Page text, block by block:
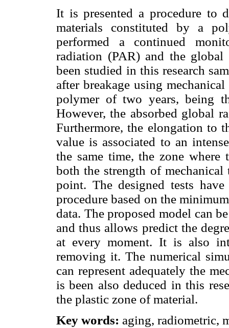
It is presented a procedure to
materials constituted by a
performed a continued
radiation (PAR) and the
been studied in this research
after breakage using
polymer of two years, being
However, the absorbed global
Furthermore, the elongation to
value is associated to an
the same time, the zone where
both the strength of
point. The designed tests
procedure based on the
data. The proposed model can
and thus allows predict the
at every moment. It is also
removing it. The numerical
can represent adequately the
is been also deduced in this
the plastic zone of material.
Key words: aging, radiometric,